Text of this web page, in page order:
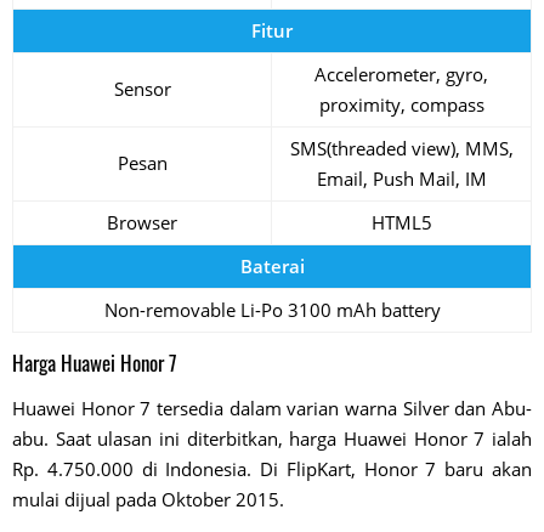
Fitur
Sensor
Accelerometer, gyro,
proximity, compass
Pesan
SMS(threaded view), MMS,
Email, Push Mail, IM
Browser
HTML5
Baterai
Non-removable Li-Po 3100 mAh battery
Harga Huawei Honor 7
Huawei Honor 7 tersedia dalam varian warna Silver dan Abu-
abu. Saat ulasan ini diterbitkan, harga Huawei Honor 7 ialah
Rp. 4.750.000 di Indonesia. Di FlipKart, Honor 7 baru akan
mulai dijual pada Oktober 2015.